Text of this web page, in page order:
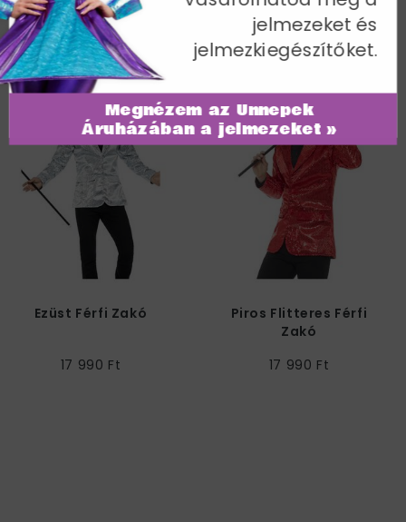
További termékek a kategóriában
Ezüst Férfi Zakó
17 990 Ft
Piros Flitteres Férfi
Zakó
17 990 Ft
Megnézem az Ünnepek
Áruházában a jelmezeket »
jelmezeket és
jelmezkiegészítőket.